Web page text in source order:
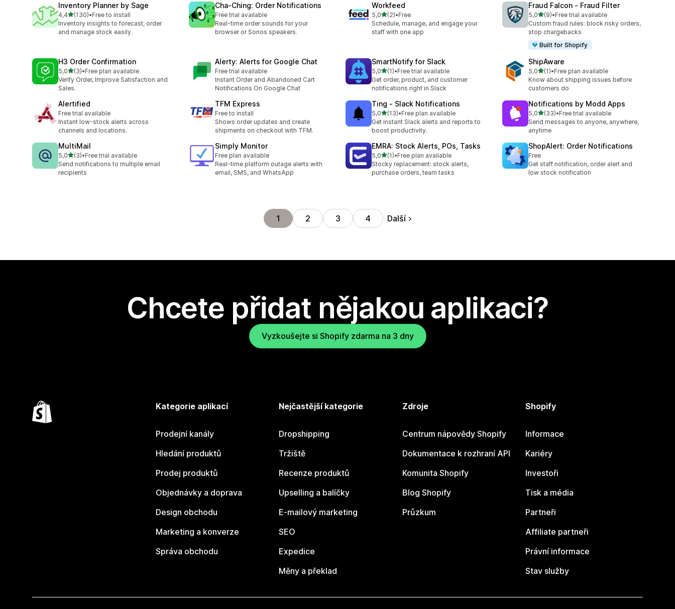
Inventory Planner by Sage
4,4z 5 hvězd
(130)
Celkový počet recenzí: 130
•Free to install
Inventory insights to forecast, order
and manage stock easily.
Cha‑Ching: Order Notifications
Free trial available
Real-time order sounds for your
browser or Sonos speakers.
Workfeed
5,0z 5 hvězd
(2)
Celkový počet recenzí: 2
•Free
Schedule, manage, and engage your
staff with one app
Fraud Falcon ‑ Fraud Filter
5,0z 5 hvězd
(9)
Celkový počet recenzí: 9
•Free trial available
Custom fraud rules: block risky orders,
stop chargebacks
Built for Shopify
H3 Order Confirmation
5,0z 5 hvězd
(3)
Celkový počet recenzí: 3
•Free plan available
Verify Order, Improve Satisfaction and
Sales.
Alerty: Alerts for Google Chat
Free trial available
Instant Order and Abandoned Cart
Notifications On Google Chat
SmartNotify for Slack
5,0z 5 hvězd
(1)
Celkový počet recenzí: 1
•Free trial available
Get order, product, and customer
notifications right in Slack
ShipAware
5,0z 5 hvězd
(1)
Celkový počet recenzí: 1
•Free plan available
Know about shipping issues before
customers do
Alertified
Free trial available
Instant low-stock alerts across
channels and locations.
TFM Express
Free to install
Shows order updates and create
shipments on checkout with TFM.
Ting ‑ Slack Notifications
5,0z 5 hvězd
(13)
Celkový počet recenzí: 13
•Free plan available
Get instant Slack alerts and reports to
boost productivity.
Notifications by Modd Apps
5,0z 5 hvězd
(33)
Celkový počet recenzí: 33
•Free trial available
Send messages to anyone, anywhere,
anytime
MultiMail
5,0z 5 hvězd
(3)
Celkový počet recenzí: 3
•Free trial available
Send notifications to multiple email
recipients
Simply Monitor
Free plan available
Real-time platform outage alerts with
email, SMS, and WhatsApp
EMRA: Stock Alerts, POs, Tasks
5,0z 5 hvězd
(1)
Celkový počet recenzí: 1
•Free plan available
Stocky replacement: stock alerts,
purchase orders, team tasks
ShopAlert: Order Notifications
Free
Get staff notification, order alert and
low stock notification
1 2 3 4 Další
Chcete přidat nějakou aplikaci?
Vyzkoušejte si Shopify zdarma na 3 dny
Kategorie aplikací
Prodejní kanály
Hledání produktů
Prodej produktů
Objednávky a doprava
Design obchodu
Marketing a konverze
Správa obchodu
Nejčastější kategorie
Dropshipping
Tržiště
Recenze produktů
Upselling a balíčky
E-mailový marketing
SEO
Expedice
Měny a překlad
Zdroje
Centrum nápovědy Shopify
Dokumentace k rozhraní API
Komunita Shopify
Blog Shopify
Průzkum
Shopify
Informace
Kariéry
Investoři
Tisk a média
Partneři
Affiliate partneři
Právní informace
Stav služby